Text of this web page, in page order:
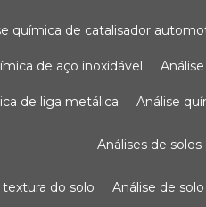
química de catalisador
de aço inoxidável
de liga metálica análise
análises de
textura do solo análise de